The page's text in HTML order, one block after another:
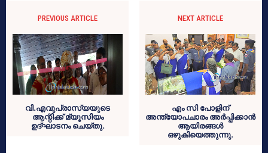
PREVIOUS ARTICLE
വി.എവുപ്രാസ്യയുടെ
ആന്റിക്ക് മ്യൂസിയം
ഉദ്ഘാടനം ചെയ്തു.
NEXT ARTICLE
എം സി പോളിന്
അന്ത്യോപചാരം അര്‍പ്പിക്കാന്‍
ആയിരങ്ങള്‍
ഒഴുകിയെത്തുന്നു.